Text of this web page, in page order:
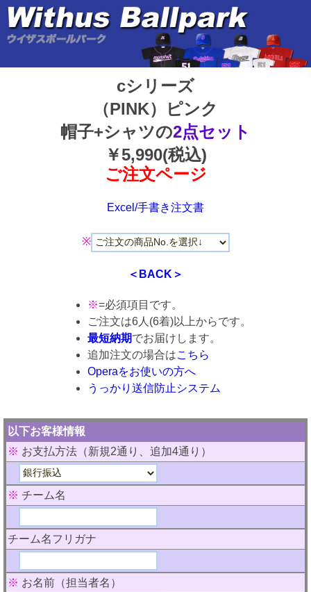
cシリーズ
（PINK）ピンク
帽子+シャツの2点セット
￥5,990(税込)
ご注文ページ
Excel/手書き注文書
※
＜BACK＞
※=必須項目です。
ご注文は6人(6着)以上からです。
最短納期でお届けします。
追加注文の場合はこちら
Operaをお使いの方へ
うっかり送信防止システム
以下お客様情報
※ お支払方法（新規2通り、追加4通り）
※ チーム名
チーム名フリガナ
※ お名前（担当者名）